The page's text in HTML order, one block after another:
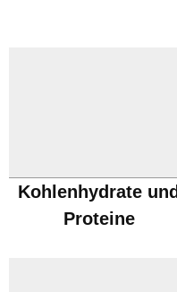
Kohlenhydrate und
Proteine